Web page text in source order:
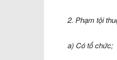
2. Phạm tội
a) Có tổ chức;